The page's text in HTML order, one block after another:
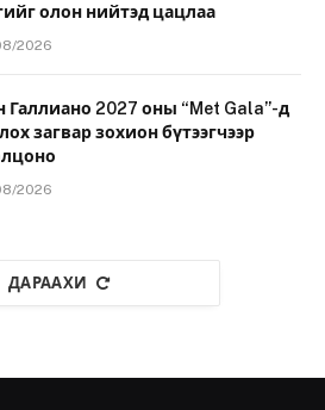
олон нийтэд цацлаа
2026
Галлиано 2027 оны “Met Gala”-д
загвар зохион бүтээгчээр
2026
ДАРААХИ